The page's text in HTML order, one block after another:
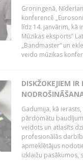
Groningenā,
konferencē
līdz 14. janvārim, kā
Mūzikas eksports”
„Bandmaster” un
veido mūzikas
DISKŽOKEJIEM
Gadumija, kā
pārdomātu
veidots un atlasīts
profesionālās
apmeklētājus
izklaižu pasākumos,